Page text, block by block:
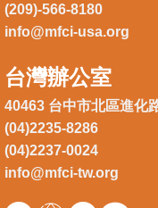
(209)-566-8180
info@mfci-usa.org
台灣辦公室
40463 台中市北區進化
(04)2235-8286
(04)2237-0024
info@mfci-tw.org